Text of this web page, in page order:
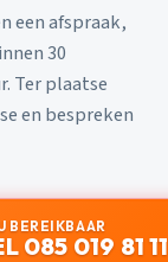
een afspraak,
30
Ter plaatse
en bespreken
BEREIKBAAR
085 019 81 11